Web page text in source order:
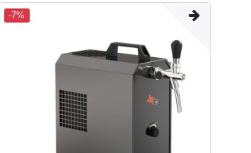
-7%